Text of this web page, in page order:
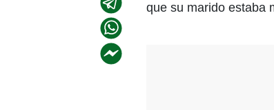
que su marido estaba